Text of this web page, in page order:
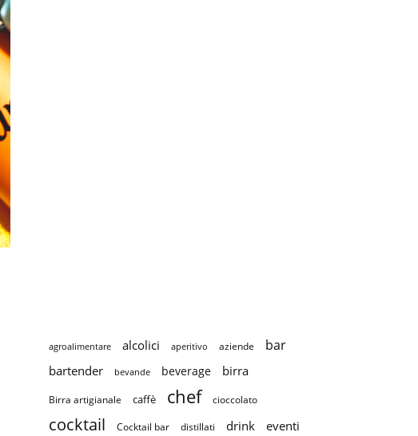
agroalimentare alcolici aperitivo aziende bar
bartender bevande beverage birra
Birra artigianale caffè chef cioccolato
cocktail Cocktail bar distillati drink eventi